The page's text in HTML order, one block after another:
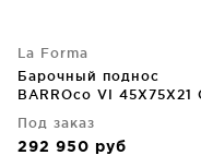
La Forma
Барочный поднос
BARROco VI 45X75X21
Под заказ
292 950 руб